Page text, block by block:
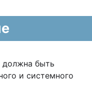
должна быть
и системного